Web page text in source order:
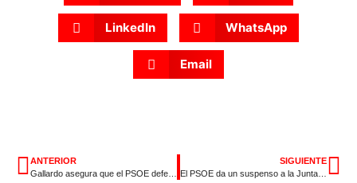
LinkedIn WhatsApp
Email
ANTERIOR
SIGUIENTE